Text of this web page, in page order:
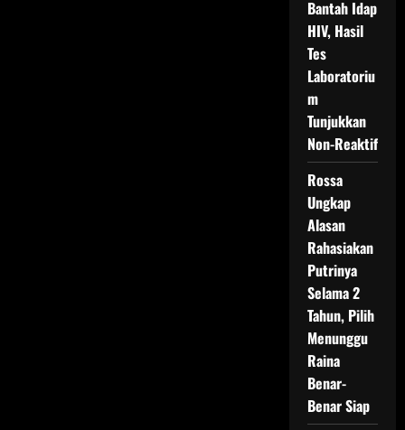
Bantah Idap
HIV, Hasil
Tes
Laboratoriu
m
Tunjukkan
Non-Reaktif
Rossa
Ungkap
Alasan
Rahasiakan
Putrinya
Selama 2
Tahun, Pilih
Menunggu
Raina
Benar-
Benar Siap